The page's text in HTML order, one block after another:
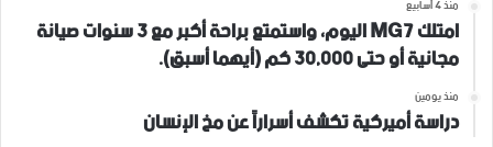
منذ 4 أسابيع
امتلك MG7 اليوم، واستمتع براحة أكبر مع 3 سنوات صيانة
مجانية أو حتى 30,000 كم (أيهما أسبق).
منذ يومين
دراسة أميركية تكشف أسراراً عن مخ الإنسان